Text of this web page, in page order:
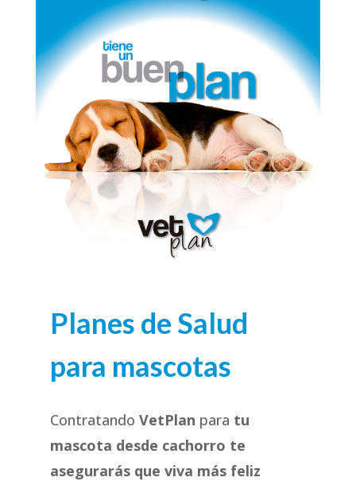
Planes de Salud
para mascotas
Contratando VetPlan para tu
mascota desde cachorro te
asegurarás que viva más feliz